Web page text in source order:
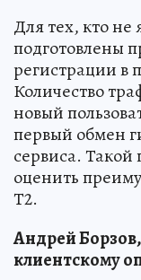
Для тех, кто не
подготовлены
регистрации в
Количество
новый
первый обмен
сервиса. Такой
оценить
Т2.
Андрей
клиентскому